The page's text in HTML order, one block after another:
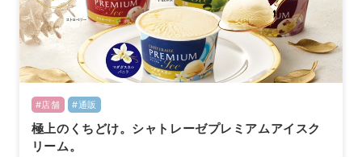
#店舗 #通販
極上のくちどけ。シャトレーゼプレミアムアイスク
リーム。